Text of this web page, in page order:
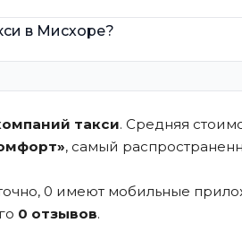
в Мисхоре?
такси. Средняя
, самый
0 имеют мобильные
0 отзывов.